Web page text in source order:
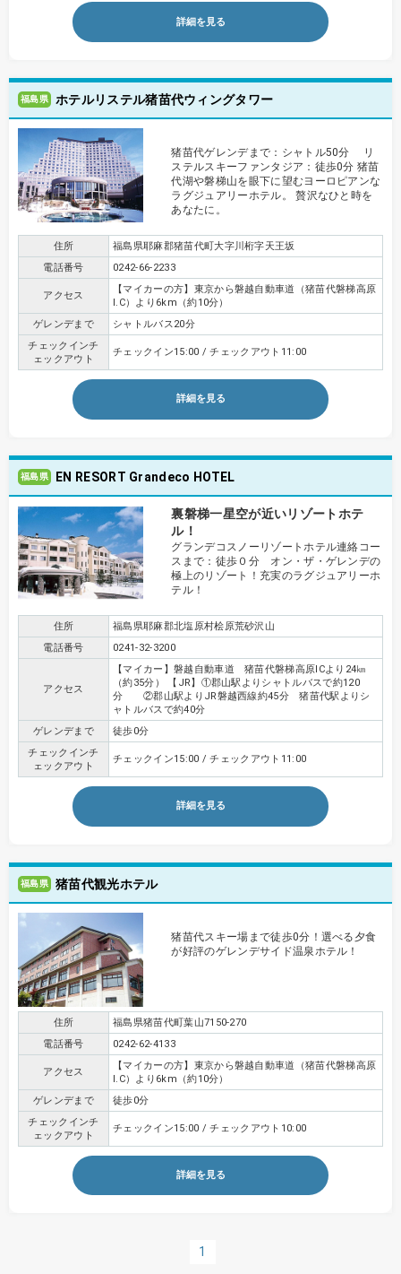
詳細を見る
福島県 ホテルリステル猪苗代ウィングタワー
猪苗代ゲレンデまで：シャトル50分 リ
ステルスキーファンタジア：徒歩0分 猪苗
代湖や磐梯山を眼下に望むヨーロピアンな
ラグジュアリーホテル。 贅沢なひと時を
あなたに。
住所
福島県耶麻郡猪苗代町大字川桁字天王坂
電話番号
0242-66-2233
アクセス
【マイカーの方】東京から磐越自動車道（猪苗代磐梯高原
I.C）より6km（約10分）
ゲレンデまで
シャトルバス20分
チェックインチ
ェックアウト
チェックイン15:00 / チェックアウト11:00
詳細を見る
福島県 EN RESORT Grandeco HOTEL
裏磐梯一星空が近いリゾートホテ
ル！
グランデコスノーリゾートホテル連絡コー
スまで：徒歩０分 オン・ザ・ゲレンデの
極上のリゾート！充実のラグジュアリーホ
テル！
住所
福島県耶麻郡北塩原村桧原荒砂沢山
電話番号
0241-32-3200
アクセス
【マイカー】磐越自動車道 猪苗代磐梯高原ICより24㎞
（約35分） 【JR】①郡山駅よりシャトルバスで約120
分 ②郡山駅よりJR磐越西線約45分 猪苗代駅よりシ
ャトルバスで約40分
ゲレンデまで
徒歩0分
チェックインチ
ェックアウト
チェックイン15:00 / チェックアウト11:00
詳細を見る
福島県 猪苗代観光ホテル
猪苗代スキー場まで徒歩0分！選べる夕食
が好評のゲレンデサイド温泉ホテル！
住所
福島県猪苗代町葉山7150-270
電話番号
0242-62-4133
アクセス
【マイカーの方】東京から磐越自動車道（猪苗代磐梯高原
I.C）より6km（約10分）
ゲレンデまで
徒歩0分
チェックインチ
ェックアウト
チェックイン15:00 / チェックアウト10:00
詳細を見る
1